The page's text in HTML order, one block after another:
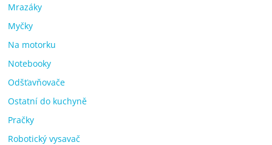
Mrazáky
Myčky
Na motorku
Notebooky
Odšťavňovače
Ostatní do kuchyně
Pračky
Robotický vysavač